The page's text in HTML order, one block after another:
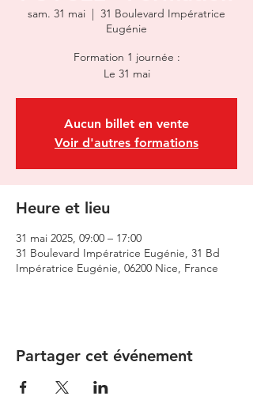
sam. 31 mai
  |
31 Boulevard Impératrice
Eugénie
Formation 1 journée :
Le 31 mai
Aucun billet en vente
Voir d'autres formations
Heure et lieu
31 mai 2025, 09:00 – 17:00
31 Boulevard Impératrice Eugénie, 31 Bd
Impératrice Eugénie, 06200 Nice, France
Partager cet événement